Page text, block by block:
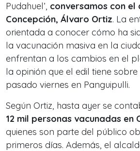
Pudahuel’, conversamos con el
Concepción, Álvaro Ortiz. La
orientada a conocer cómo ha
la vacunación masiva en la
enfrentan a los cambios en el
la opinión que el edil tiene
pasado viernes en Panguipulli.
Según Ortiz, hasta ayer se
12 mil personas vacunadas en
quienes son parte del público
primeros días. Además, el